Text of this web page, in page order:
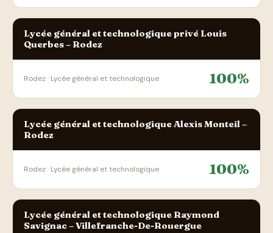
Lycée général et technologique privé Louis
Querbes – Rodez
Rodez · Lycée général et technologique 100%
Lycée général et technologique Alexis Monteil –
Rodez
Rodez · Lycée général et technologique 100%
Lycée général et technologique Raymond
Savignac – Villefranche-De-Rouergue